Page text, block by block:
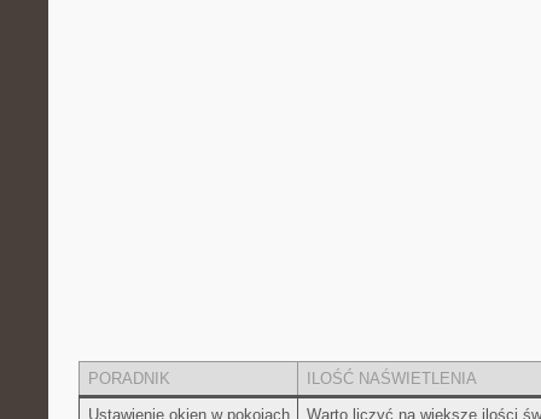
PORADNIK
ILOŚĆ NAŚWIETLENIA
Ustawienie okien w pokojach
Warto liczyć na większe ilości